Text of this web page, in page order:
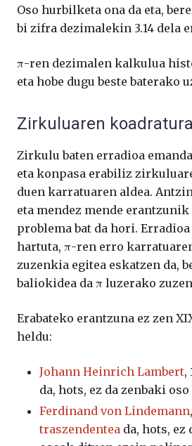
Oso hurbilketa ona da eta,
bi zifra dezimalekin 3.14 dela
π-ren dezimalen kalkulua
eta hobe dugu beste baterako
Zirkuluaren koadratura
Zirkulu baten erradioa
eta konpasa erabiliz
duen karratuaren aldea.
eta mendez mende erantzunik
problema bat da hori.
hartuta, π-ren erro
zuzenkia egitea eskatzen da,
baliokidea da π luzerako
Erabateko erantzuna ez zen
heldu:
Johann Heinrich Lambert,
da, hots, ez da zenbaki
Ferdinand von Lindemann
traszendentea da, hots, ez